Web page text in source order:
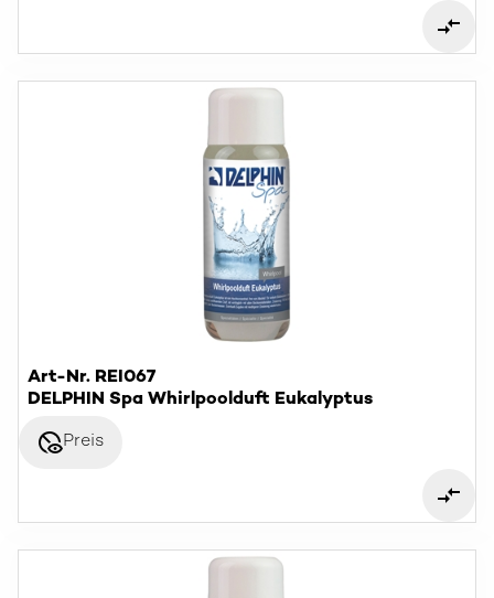
Art-Nr. REI067
DELPHIN Spa Whirlpoolduft Eukalyptus
disabled_visiblePreis